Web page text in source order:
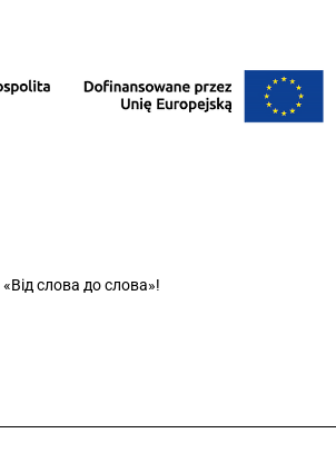
слова до слова»!